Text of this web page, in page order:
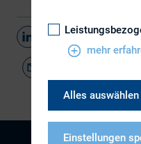
Teilen
mehr
Alles auswählen
Einstellungen